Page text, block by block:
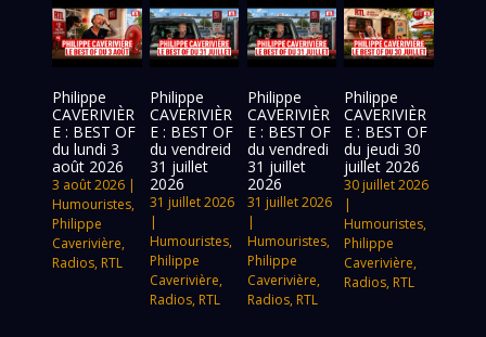
Philippe
CAVERIVIÈR
E : BEST OF
du lundi 3
août 2026
3 août 2026 |
Humouristes,
Philippe
Caverivière,
Radios, RTL
Philippe
CAVERIVIÈR
E : BEST OF
du vendreid
31 juillet
2026
31 juillet 2026
|
Humouristes,
Philippe
Caverivière,
Radios, RTL
Philippe
CAVERIVIÈR
E : BEST OF
du vendredi
31 juillet
2026
31 juillet 2026
|
Humouristes,
Philippe
Caverivière,
Radios, RTL
Philippe
CAVERIVIÈR
E : BEST OF
du jeudi 30
juillet 2026
30 juillet 2026
|
Humouristes,
Philippe
Caverivière,
Radios, RTL